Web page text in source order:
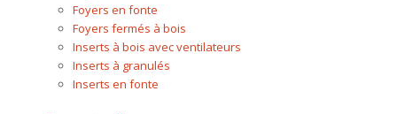
Foyers en fonte
Foyers fermés à bois
Inserts à bois avec ventilateurs
Inserts à granulés
Inserts en fonte